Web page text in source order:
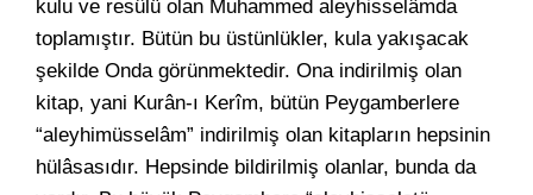
kulu ve resûlü olan Muhammed aleyhisselâmda
toplamıştır. Bütün bu üstünlükler, kula yakışacak
şekilde Onda görünmektedir. Ona indirilmiş olan
kitap, yani Kurân-ı Kerîm, bütün Peygamberlere
“aleyhimüsselâm” indirilmiş olan kitapların hepsinin
hülâsasıdır. Hepsinde bildirilmiş olanlar, bunda da